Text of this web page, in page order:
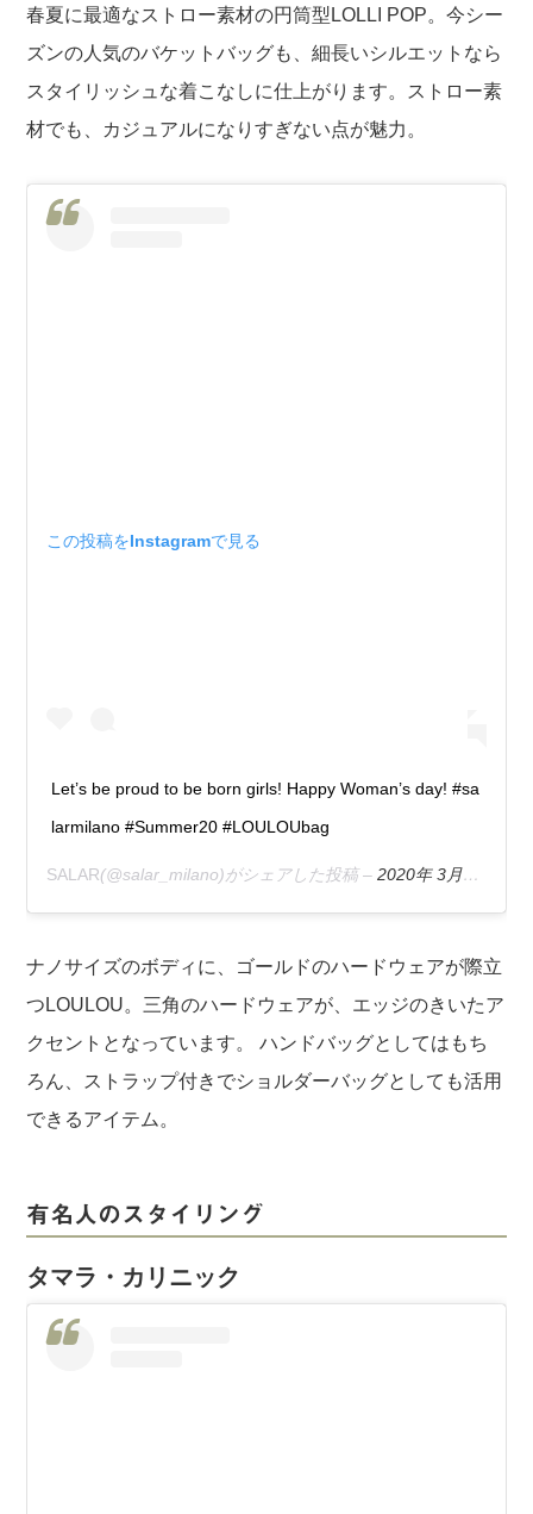
春夏に最適なストロー素材の円筒型LOLLI POP。今シー
ズンの人気のバケットバッグも、細長いシルエットなら
スタイリッシュな着こなしに仕上がります。ストロー素
材でも、カジュアルになりすぎない点が魅力。
この投稿をInstagramで見る
Let’s be proud to be born girls! Happy Woman’s day! #sa
larmilano #Summer20 #LOULOUbag
SALAR(@salar_milano)がシェアした投稿 –2020年 3月月8日午前7時00分PDT
ナノサイズのボディに、ゴールドのハードウェアが際立
つLOULOU。三角のハードウェアが、エッジのきいたア
クセントとなっています。 ハンドバッグとしてはもち
ろん、ストラップ付きでショルダーバッグとしても活用
できるアイテム。
有名人のスタイリング
タマラ・カリニック